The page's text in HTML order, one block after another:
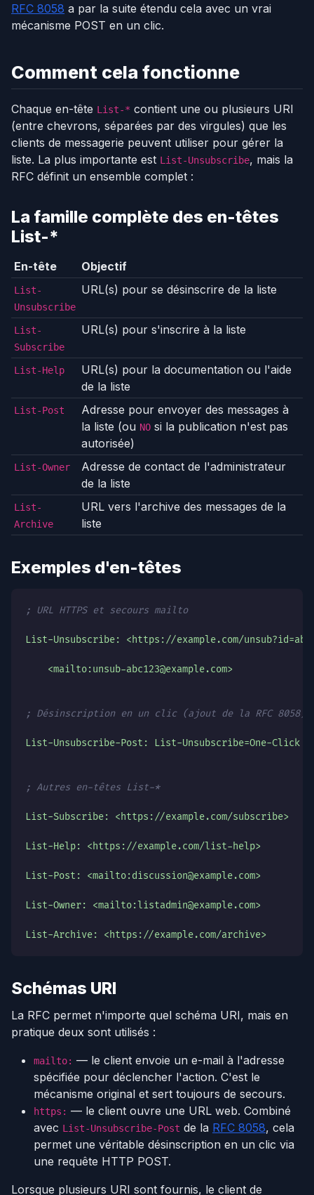
RFC 8058 a par la suite étendu cela avec un vrai
mécanisme POST en un clic.
Comment cela fonctionne
Chaque en-tête List-* contient une ou plusieurs URI
(entre chevrons, séparées par des virgules) que les
clients de messagerie peuvent utiliser pour gérer la
liste. La plus importante est List-Unsubscribe, mais la
RFC définit un ensemble complet :
La famille complète des en-têtes
List-*
En-tête Objectif
List-
Unsubscribe
URL(s) pour se désinscrire de la liste
List-
Subscribe
URL(s) pour s'inscrire à la liste
List-Help
URL(s) pour la documentation ou l'aide
de la liste
List-Post
Adresse pour envoyer des messages à
la liste (ou NO si la publication n'est pas
autorisée)
List-Owner
Adresse de contact de l'administrateur
de la liste
List-
Archive
URL vers l'archive des messages de la
liste
Exemples d'en-têtes
; URL HTTPS et secours mailto
List-Unsubscribe: <https://example.com/
    <mailto:unsub-abc123@example.com>
; Désinscription en un clic (ajout de la RFC 8058)
List-Unsubscribe-Post: List-Unsubscribe=One-Click
; Autres en-têtes List-*
List-Subscribe: <https://example.com/subscribe>
List-Help: <https://example.com/list-help>
List-Post: <mailto:discussion@example.com>
List-Owner: <mailto:listadmin@example.com>
List-Archive: <https://example.com/archive>
Schémas URI
La RFC permet n'importe quel schéma URI, mais en
pratique deux sont utilisés :
mailto: — le client envoie un e-mail à l'adresse
spécifiée pour déclencher l'action. C'est le
mécanisme original et sert toujours de secours.
https: — le client ouvre une URL web. Combiné
avec List-Unsubscribe-Post de la RFC 8058, cela
permet une véritable désinscription en un clic via
une requête HTTP POST.
Lorsque plusieurs URI sont fournis, le client de